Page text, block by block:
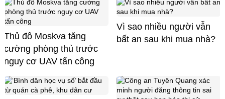
Thủ đô Moskva tăng
cường phòng thủ trước
nguy cơ UAV tấn công
Vì sao nhiều người vẫn
bất an sau khi mua nhà?